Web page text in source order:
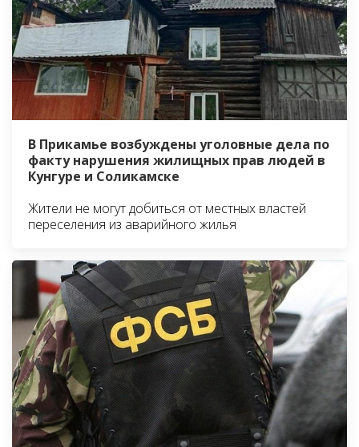
В Прикамье возбуждены уголовные дела по
факту нарушения жилищных прав людей в
Кунгуре и Соликамске
Жители не могут добиться от местных властей
переселения из аварийного жилья